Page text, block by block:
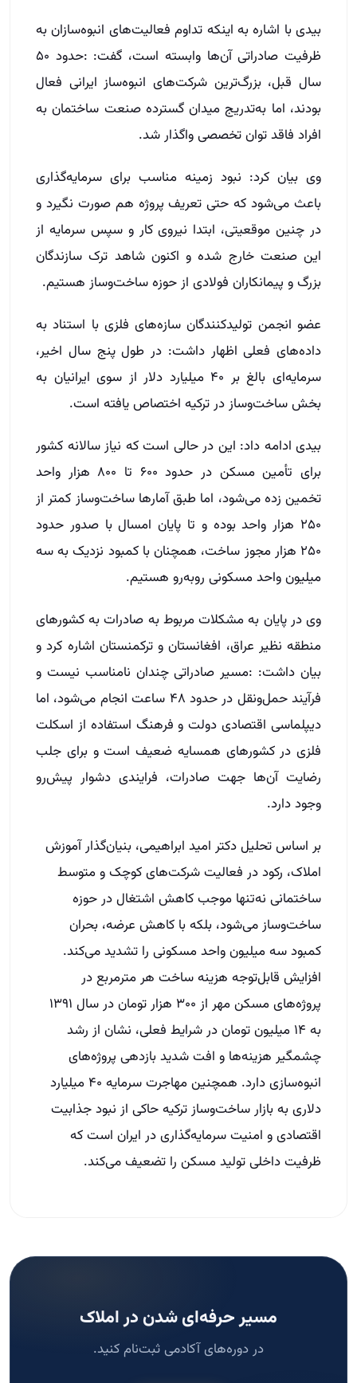
بیدی با اشاره به اینکه تداوم فعالیت‌های انبوه‌سازان به
ظرفیت صادراتی آن‌ها وابسته است، گفت: :حدود ۵۰
سال قبل، بزرگ‌ترین شرکت‌های انبوه‌ساز ایرانی فعال
بودند، اما به‌تدریج میدان گسترده صنعت ساختمان به
افراد فاقد توان تخصصی واگذار شد.
وی بیان کرد: نبود زمینه مناسب برای سرمایه‌گذاری
باعث می‌شود که حتی تعریف پروژه هم صورت نگیرد و
در چنین موقعیتی، ابتدا نیروی کار و سپس سرمایه‌ از
این صنعت خارج شده و اکنون شاهد ترک سازندگان
بزرگ و پیمانکاران فولادی از حوزه ساخت‌وساز هستیم.
عضو انجمن تولیدکنندگان سازه‌های فلزی با استناد به
داده‌های فعلی اظهار داشت: در طول پنج سال اخیر،
سرمایه‌ای بالغ بر ۴۰ میلیارد دلار از سوی ایرانیان به
بخش ساخت‌وساز در ترکیه اختصاص یافته است.
بیدی ادامه داد: این در حالی است که نیاز سالانه کشور
برای تأمین مسکن در حدود ۶۰۰ تا ۸۰۰ هزار واحد
تخمین زده می‌شود، اما طبق آمارها ساخت‌وساز کمتر از
۲۵۰ هزار واحد بوده و تا پایان امسال با صدور حدود
۲۵۰ هزار مجوز ساخت، همچنان با کمبود نزدیک به سه
میلیون واحد مسکونی روبه‌رو هستیم.
وی در پایان به مشکلات مربوط به صادرات به کشورهای
منطقه نظیر عراق، افغانستان و ترکمنستان اشاره کرد و
بیان داشت: :مسیر صادراتی چندان نامناسب نیست و
فرآیند حمل‌ونقل در حدود ۴۸ ساعت انجام می‌شود، اما
دیپلماسی اقتصادی دولت و فرهنگ استفاده از اسکلت
فلزی در کشورهای همسایه ضعیف است و برای جلب
رضایت آن‌ها جهت صادرات، فرایندی دشوار پیش‌رو
وجود دارد.
بر اساس تحلیل دکتر امید ابراهیمی، بنیان‌گذار آموزش
املاک، رکود در فعالیت شرکت‌های کوچک و متوسط
ساختمانی نه‌تنها موجب کاهش اشتغال در حوزه
ساخت‌وساز می‌شود، بلکه با کاهش عرضه، بحران
کمبود سه میلیون واحد مسکونی را تشدید می‌کند.
افزایش قابل‌توجه هزینه ساخت هر مترمربع در
پروژه‌های مسکن مهر از ۳۰۰ هزار تومان در سال ۱۳۹۱
به ۱۴ میلیون تومان در شرایط فعلی، نشان از رشد
چشمگیر هزینه‌ها و افت شدید بازدهی پروژه‌های
انبوه‌سازی دارد. همچنین مهاجرت سرمایه ۴۰ میلیارد
دلاری به بازار ساخت‌وساز ترکیه حاکی از نبود جذابیت
اقتصادی و امنیت سرمایه‌گذاری در ایران است که
ظرفیت داخلی تولید مسکن را تضعیف می‌کند.
مسیر حرفه‌ای شدن در املاک
در دوره‌های آکادمی ثبت‌نام کنید.